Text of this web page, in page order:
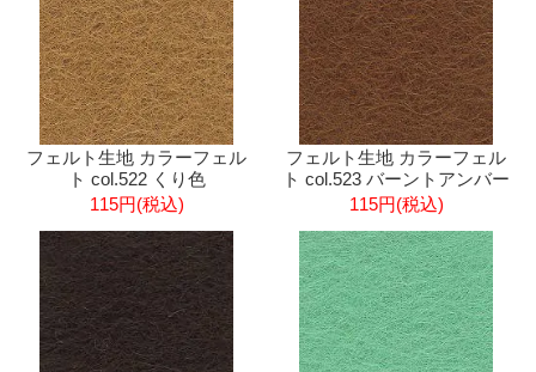
フェルト生地 カラーフェル
ト col.522 くり色
115円(税込)
フェルト生地 カラーフェル
ト col.523 バーントアンバー
115円(税込)